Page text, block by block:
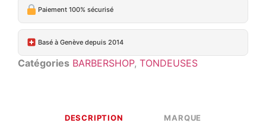
Paiement 100% sécurisé
Basé à Genève depuis 2014
Catégories BARBERSHOP, TONDEUSES
DESCRIPTION MARQUE